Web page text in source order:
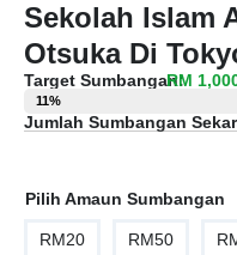
Sekolah Islam
Otsuka Di
Target Sumbangan:
RM
11%
Jumlah Sumbangan
Pilih Amaun Sumbangan
RM20 RM50